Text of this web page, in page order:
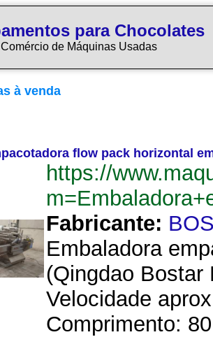
para Chocolates
Comércio de Máquinas Usadas
à venda
flow pack horizontal
https://
Fabricante:
Embaladora
(Qingdao
Velocidade
Comprimento: